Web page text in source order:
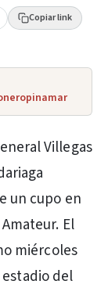
Copiar link
Villegas
un cupo en
El
miércoles
estadio del